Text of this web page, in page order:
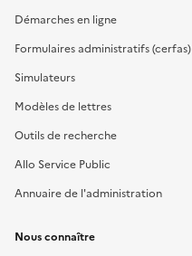
Démarches en ligne
Formulaires administratifs (cerfas)
Simulateurs
Modèles de lettres
Outils de recherche
Allo Service Public
Annuaire de l'administration
Nous connaître